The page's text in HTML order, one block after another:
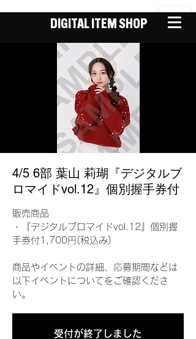
DIGITAL ITEM SHOP
4/5 6部 葉山 莉瑚『デジタルブ
ロマイドvol.12』個別握手券付
販売商品
・『デジタルブロマイドvol.12』個別握
手券付1,700円(税込み)
商品やイベントの詳細、応募期間などは
以下イベントについてをご確認くださ
い。
受付が終了しました